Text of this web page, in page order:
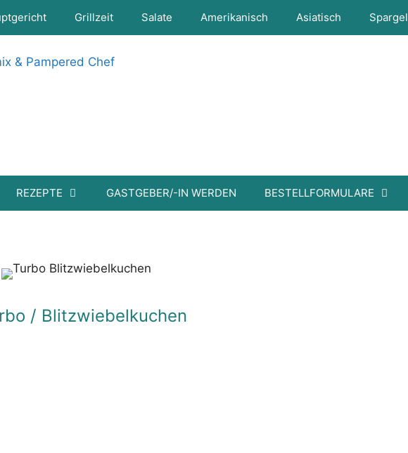
Grillzeit Salate Amerikanisch Asiatisch Spargel
REZEPTE GASTGEBER/-IN WERDEN BESTELLFORMULARE
/ Blitzwiebelkuchen